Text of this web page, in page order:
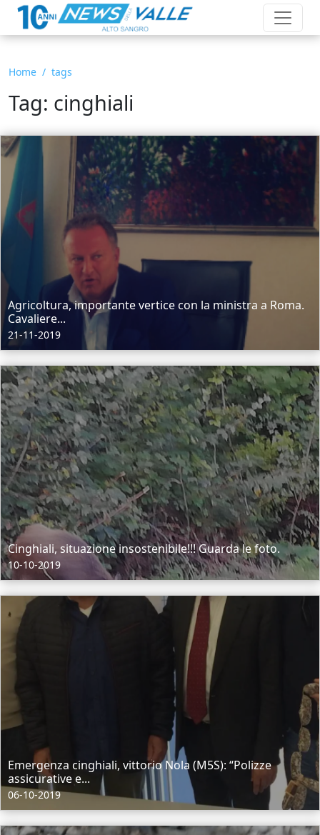
Home tags
Tag: cinghiali
Agricoltura, importante vertice con la ministra a Roma.
Cavaliere...
21-11-2019
Cinghiali, situazione insostenibile!!! Guarda le foto.
10-10-2019
Emergenza cinghiali, vittorio Nola (M5S): “Polizze
assicurative e...
06-10-2019